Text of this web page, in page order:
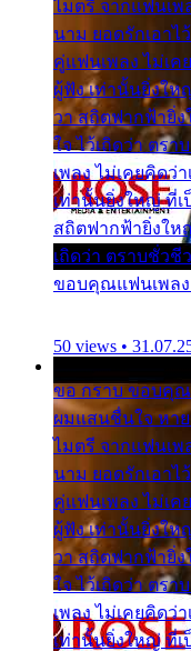
ไมตรี จากแฟนเ
นาม ยอดรักเอาไ
คู่แฟนเพลง ไม่เค
ผู้ฟัง เท่านั้นยิ่งให
วา สถิตฟากฟ้ายิ่
ใจ ไว้เถิดว่า ตร
เพลง ไม่เคยคิดว่
เท่านั้นยิ่งใหญ่ ที่เ
สถิตฟากฟ้ายิ่งให
เถิดว่า ตราบชั่วชี
ขอบคุณแฟนเพลง
50 views •
ขอ กราบ ขอบคุณ
ผมแสนชื่นใจ หาย
ไมตรี จากแฟนเ
นาม ยอดรักเอาไ
คู่แฟนเพลง ไม่เค
ผู้ฟัง เท่านั้นยิ่งให
วา สถิตฟากฟ้ายิ่
ใจ ไว้เถิดว่า ตร
เพลง ไม่เคยคิดว่
เท่านั้นยิ่งใหญ่ ที่เ